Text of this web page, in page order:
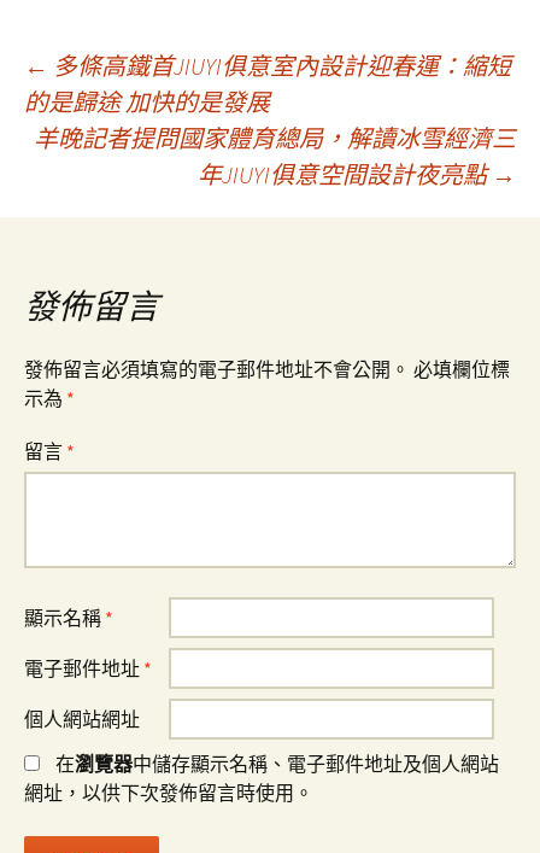
文
章
導
覽
← 多條高鐵首JIUYI俱意室內設計迎春運：縮短
的是歸途 加快的是發展
羊晚記者提問國家體育總局，解讀冰雪經濟三
年JIUYI俱意空間設計夜亮點 →
發佈留言
發佈留言必須填寫的電子郵件地址不會公開。 必填欄位標
示為 *
留言 *
顯示名稱 *
電子郵件地址 *
個人網站網址
在瀏覽器中儲存顯示名稱、電子郵件地址及個人網站
網址，以供下次發佈留言時使用。